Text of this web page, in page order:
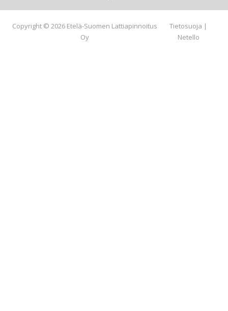
Copyright © 2026 Etelä-Suomen Lattiapinnoitus
Oy
Tietosuoja |
Netello